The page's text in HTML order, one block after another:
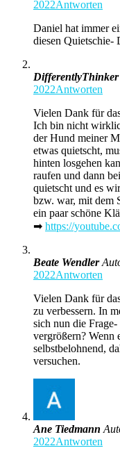
2022Antworten
Daniel hat immer
diesen Quietschie-
DifferentlyThinker
2022Antworten
Vielen Dank für
Ich bin nicht
der Hund meiner
etwas quietscht,
hinten losgehen
raufen und dann
quietscht und es
bzw. war, mit dem
ein paar schöne
➡ https://
Beate Wendler
2022Antworten
Vielen Dank für
zu verbessern. In
sich nun die
vergrößern? Wenn
selbstbelohnend,
versuchen.
Ane Tiedmann
2022Antworten